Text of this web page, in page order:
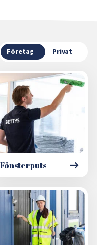
Företag Privat
Fönsterputs